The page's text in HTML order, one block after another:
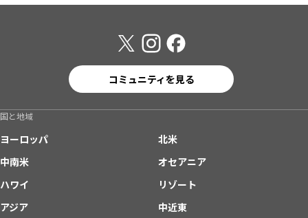
コミュニティを見る
国と地域
ヨーロッパ
北米
中南米
オセアニア
ハワイ
リゾート
アジア
中近東